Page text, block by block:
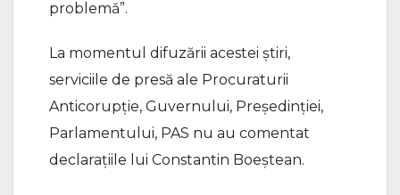
problemă”.
La momentul difuzării acestei știri,
serviciile de presă ale Procuraturii
Anticorupție, Guvernului, Președinției,
Parlamentului, PAS nu au comentat
declarațiile lui Constantin Boeștean.